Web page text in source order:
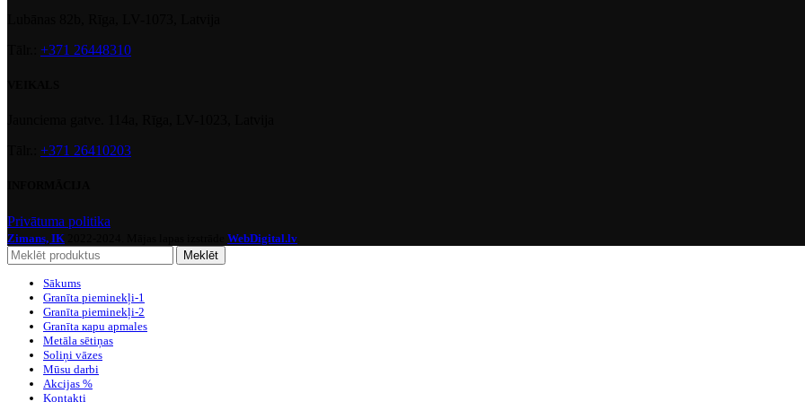
+371 26448310
+371 26410203
Privātuma politika
Zimans, IK WebDigital.lv
Meklēt
Sākums
Granīta pieminekļi-1
Granīta pieminekļi-2
Granīta кapu apmales
Metāla sētiņas
Soliņi vāzes
Mūsu darbi
Akcijas %
Kontakti